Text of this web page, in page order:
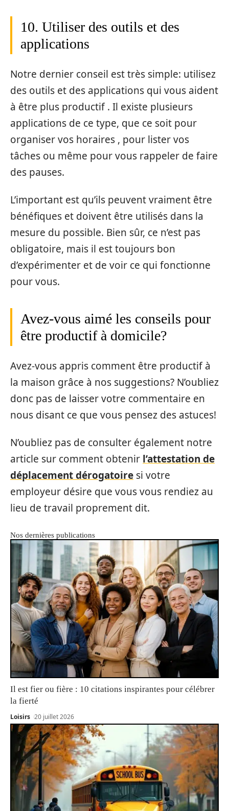
10. Utiliser des outils et des
applications
Notre dernier conseil est très simple: utilisez
des outils et des applications qui vous aident
à être plus productif . Il existe plusieurs
applications de ce type, que ce soit pour
organiser vos horaires , pour lister vos
tâches ou même pour vous rappeler de faire
des pauses.
L’important est qu’ils peuvent vraiment être
bénéfiques et doivent être utilisés dans la
mesure du possible. Bien sûr, ce n’est pas
obligatoire, mais il est toujours bon
d’expérimenter et de voir ce qui fonctionne
pour vous.
Avez-vous aimé les conseils pour
être productif à domicile?
Avez-vous appris comment être productif à
la maison grâce à nos suggestions? N’oubliez
donc pas de laisser votre commentaire en
nous disant ce que vous pensez des astuces!
N’oubliez pas de consulter également notre
article sur comment obtenir l’attestation de
déplacement dérogatoire si votre
employeur désire que vous vous rendiez au
lieu de travail proprement dit.
Nos dernières publications
Il est fier ou fière : 10 citations inspirantes pour célébrer
la fierté
Loisirs 20 juillet 2026